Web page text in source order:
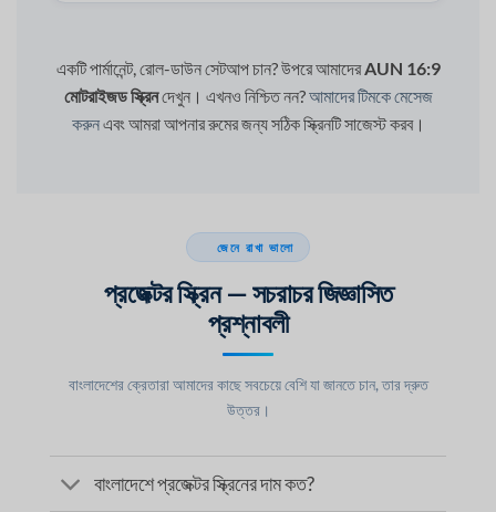
একটি পার্মানেন্ট, রোল-ডাউন সেটআপ চান? উপরে আমাদেরAUN 16:9
মোটরাইজড স্ক্রিনদেখুন। এখনও নিশ্চিত নন?আমাদের টিমকে মেসেজ
করুনএবং আমরা আপনার রুমের জন্য সঠিক স্ক্রিনটি সাজেস্ট করব।
জেনে রাখা ভালো
প্রজেক্টর স্ক্রিন — সচরাচর জিজ্ঞাসিত
প্রশ্নাবলী
বাংলাদেশের ক্রেতারা আমাদের কাছে সবচেয়ে বেশি যা জানতে চান, তার দ্রুত
উত্তর।
বাংলাদেশে প্রজেক্টর স্ক্রিনের দাম কত?